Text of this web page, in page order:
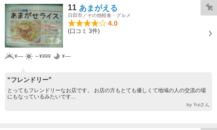
11 あまがえる
日田市／その他軽食・グルメ
4.0
(口コミ 3件)
¥---- ～¥999 ¥----
“フレンドリー”
とってもフレンドリーなお店です。 お店の方もとても優しくて地域の人の交流の場
にもなっているみたいです...
by Yuiさん